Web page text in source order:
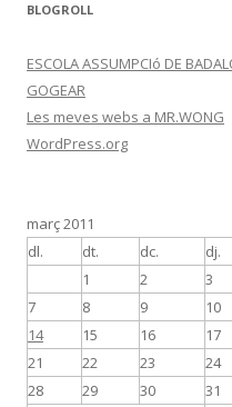
BLOGROLL
ESCOLA ASSUMPCIó DE
GOGEAR
Les meves webs a MR.WONG
WordPress.org
març 2011
dl.
dt. dc. dj.
1 2 3
7
8 9 10
14
15 16 17
21
22 23 24
28
29 30 31